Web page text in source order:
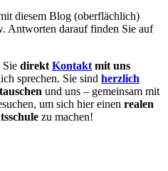
diesem Blog (oberflächlich)
Antworten darauf finden Sie auf
Sie direkt Kontakt mit uns
sprechen. Sie sind herzlich
und uns – gemeinsam mit
um sich hier einen realen
zu machen!